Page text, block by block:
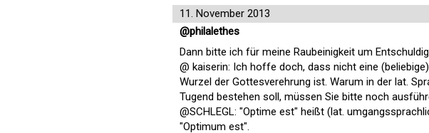
11. November 2013
@philalethes
Dann bitte ich für meine Raubeinigkeit um
@ kaiserin: Ich hoffe doch, dass nicht eine
Wurzel der Gottesverehrung ist. Warum in der lat.
Tugend bestehen soll, müssen Sie bitte noch
@SCHLEGL: "Optime est" heißt (lat.
"Optimum est".